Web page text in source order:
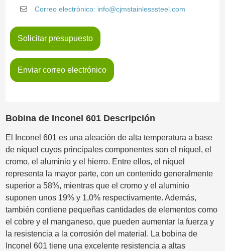
Correo electrónico: info@cjmstainlesssteel.com
Solicitar presupuesto
Enviar correo electrónico
Bobina de Inconel 601 Descripción
El Inconel 601 es una aleación de alta temperatura a base
de níquel cuyos principales componentes son el níquel, el
cromo, el aluminio y el hierro. Entre ellos, el níquel
representa la mayor parte, con un contenido generalmente
superior a 58%, mientras que el cromo y el aluminio
suponen unos 19% y 1,0% respectivamente. Además,
también contiene pequeñas cantidades de elementos como
el cobre y el manganeso, que pueden aumentar la fuerza y
la resistencia a la corrosión del material. La bobina de
Inconel 601 tiene una excelente resistencia a altas